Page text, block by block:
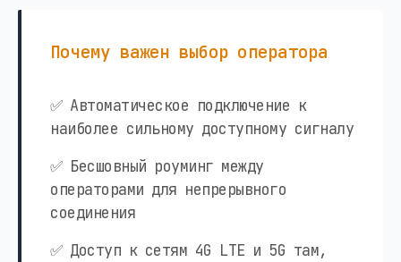
Почему важен выбор оператора
✅ Автоматическое подключение к
наиболее сильному доступному сигналу
✅ Бесшовный роуминг между
операторами для непрерывного
соединения
✅ Доступ к сетям 4G LTE и 5G там,